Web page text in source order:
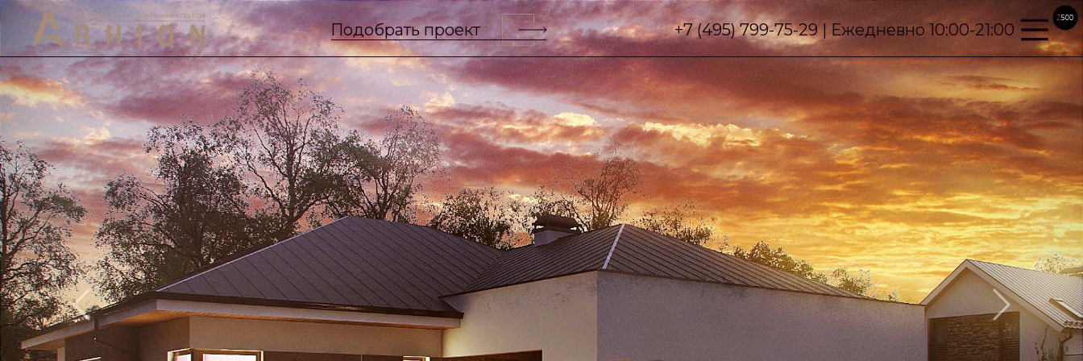
Подобрать проект +7 (495) 799-75-29 | Ежедневно 10:00-21:00
Previous Next